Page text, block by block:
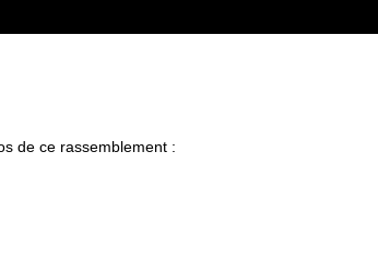
de ce rassemblement :